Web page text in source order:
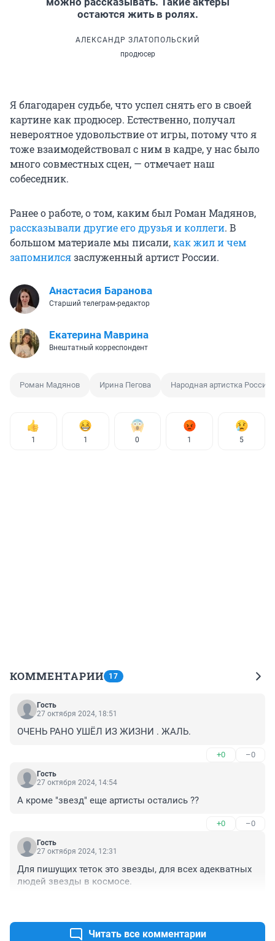
остаются жить в ролях.
АЛЕКСАНДР ЗЛАТОПОЛЬСКИЙ
продюсер
Я благодарен судьбе, что успел снять его в своей
картине как продюсер. Естественно, получал
невероятное удовольствие от игры, потому что я
тоже взаимодействовал с ним в кадре, у нас было
много совместных сцен, — отмечает наш
собеседник.
Ранее о работе, о том, каким был Роман Мадянов,
рассказывали другие его друзья и коллеги. В
большом материале мы писали,как жил и чем
запомнилсязаслуженный артист России.
Анастасия Баранова
Старший телеграм-редактор
Екатерина Маврина
Внештатный корреспондент
Роман Мадянов Ирина Пегова Народная артистка России
1 1 0 1 5
КОММЕНТАРИИ 17
Гость
27 октября 2024, 18:51
ОЧЕНЬ РАНО УШЁЛ ИЗ ЖИЗНИ . ЖАЛЬ.
+0 –0
Гость
27 октября 2024, 14:54
А кроме "звезд" еще артисты остались ??
+0 –0
Гость
27 октября 2024, 12:31
Для пишущих теток это звезды, для всех адекватных
людей звезды в космосе.
Читать все комментарии